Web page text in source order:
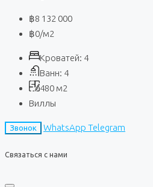
฿8 132 000
฿0/м2
Кроватей: 4
Ванн: 4
480 м2
Виллы
Звонок WhatsApp Telegram
Связаться с нами